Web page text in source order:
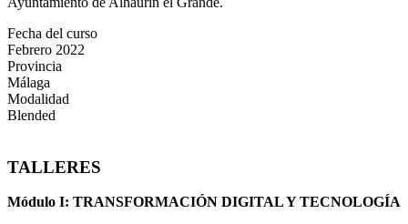
Fecha del curso
Febrero 2022
Provincia
Málaga
Modalidad
Blended
TALLERES
Módulo I: TRANSFORMACIÓN DIGITAL Y TECNOLOGÍA